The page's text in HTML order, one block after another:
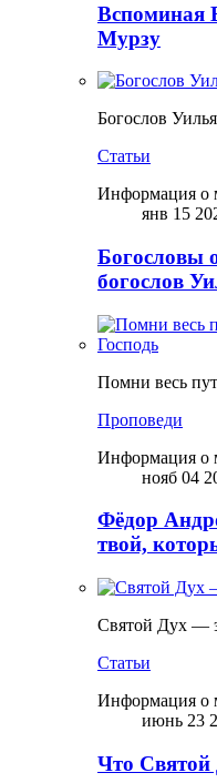
Вспоминая
Мурзу
Богослов
Статьи
Информация о
янв 15
Богословы
богослов
Помни весь
Проповеди
Информация о
нояб 04
Фёдор
твой,
Святой Дух —
Статьи
Информация о
июнь 23
Что Святой